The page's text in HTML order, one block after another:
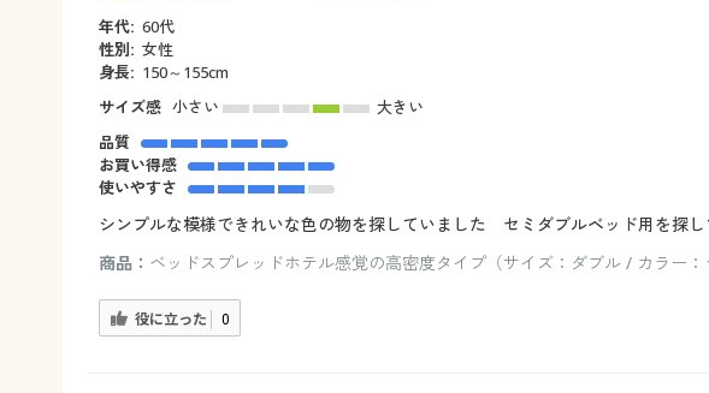
年代: 60代
性別: 女性
身長: 150～155cm
サイズ感 小さい
大きい
品質
お買い得感
使いやすさ
シンプルな模様できれいな色の物を探していました セミダブルベッド用を
商品： ベッドスプレッドホテル感覚の高密度タイプ（サイズ：ダブル / カラー：
役に立った 0